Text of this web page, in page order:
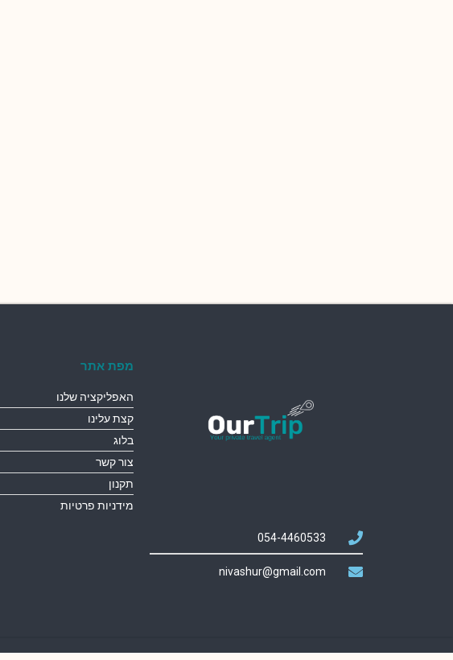
054-4460533
nivashur@gmail.com
מפת אתר
האפליקציה שלנו
קצת עלינו
בלוג
צור קשר
תקנון
מידניות פרטיות